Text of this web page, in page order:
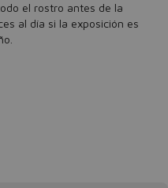
el rostro antes de la
al día si la exposición es